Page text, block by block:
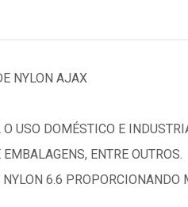
NYLON AJAX
USO DOMÉSTICO E
ENTRE OUTROS.
6.6 PROPORCIONANDO